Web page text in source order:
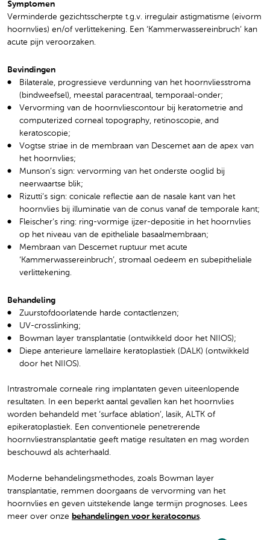
Symptomen
Verminderde gezichtsscherpte t.g.v. irregulair astigmatisme (eivorm
hoornvlies) en/of verlittekening. Een ‘Kammerwassereinbruch’ kan
acute pijn veroorzaken.
Bevindingen
Bilaterale, progressieve verdunning van het hoornvliesstroma
(bindweefsel), meestal paracentraal, temporaal-onder;
Vervorming van de hoornvliescontour bij keratometrie and
computerized corneal topography, retinoscopie, and
keratoscopie;
Vogtse striae in de membraan van Descemet aan de apex van
het hoornvlies;
Munson’s sign: vervorming van het onderste ooglid bij
neerwaartse blik;
Rizutti’s sign: conicale reflectie aan de nasale kant van het
hoornvlies bij illuminatie van de conus vanaf de temporale kant;
Fleischer’s ring: ring-vormige ijzer-depositie in het hoornvlies
op het niveau van de epitheliale basaalmembraan;
Membraan van Descemet ruptuur met acute
‘Kammerwassereinbruch’, stromaal oedeem en subepitheliale
verlittekening.
Behandeling
Zuurstofdoorlatende harde contactlenzen;
UV-crosslinking;
Bowman layer transplantatie (ontwikkeld door het NIIOS);
Diepe anterieure lamellaire keratoplastiek (DALK) (ontwikkeld
door het NIIOS).
Intrastromale corneale ring implantaten geven uiteenlopende
resultaten. In een beperkt aantal gevallen kan het hoornvlies
worden behandeld met ‘surface ablation’, lasik, ALTK of
epikeratoplastiek. Een conventionele penetrerende
hoornvliestransplantatie geeft matige resultaten en mag worden
beschouwd als achterhaald.
Moderne behandelingsmethodes, zoals Bowman layer
transplantatie, remmen doorgaans de vervorming van het
hoornvlies en geven uitstekende lange termijn prognoses. Lees
meer over onze behandelingen voor keratoconus